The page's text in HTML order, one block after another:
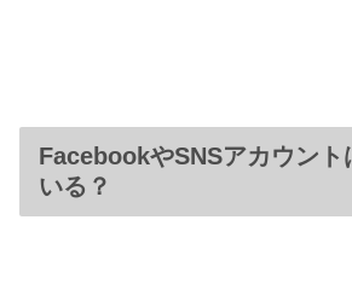
FacebookやSNSアカウント
いる？